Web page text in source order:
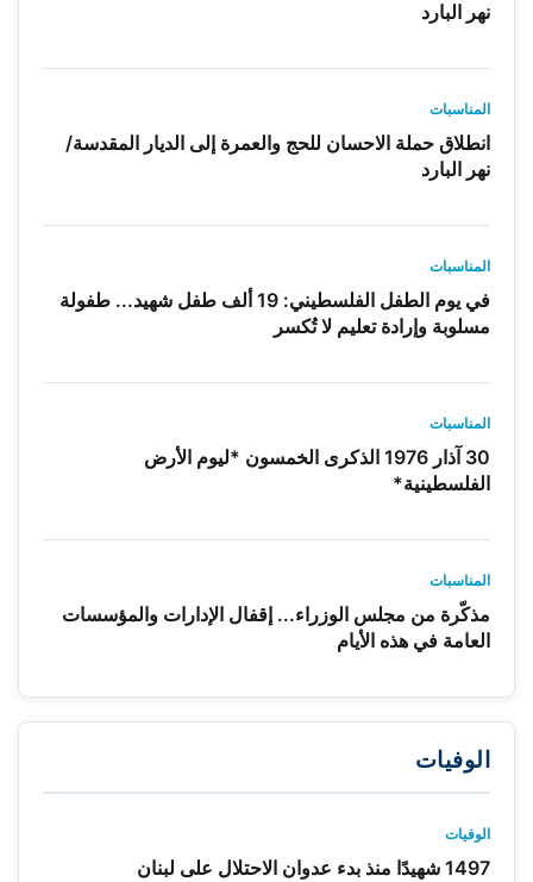
نهر البارد
المناسبات
انطلاق حملة الاحسان للحج والعمرة إلى الديار المقدسة/
نهر البارد
المناسبات
في يوم الطفل الفلسطيني: 19 ألف طفل شهيد... طفولة
مسلوبة وإرادة تعليم لا تُكسر
المناسبات
30 آذار 1976 الذكرى الخمسون *ليوم الأرض
الفلسطينية*
المناسبات
مذكّرة من مجلس الوزراء... إقفال الإدارات والمؤسسات
العامة في هذه الأيام
الوفيات
الوفيات
1497 شهيدًا منذ بدء عدوان الاحتلال على لبنان